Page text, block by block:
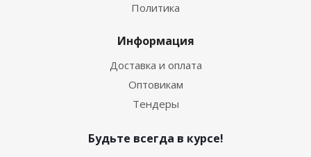
Политика
Информация
Доставка и оплата
Оптовикам
Тендеры
Будьте всегда в курсе!